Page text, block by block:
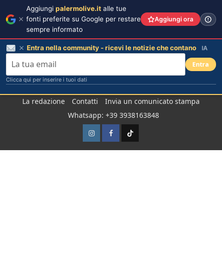
La redazione Contatti
Invia un comunicato stampa
Whatsapp: +39 3938163848
InstagramFacebook
TikTok
Aggiungi palermolive.it alle tue
fonti preferite su Google per restare
sempre informato
Aggiungi ora
Entra nella community - ricevi le notizie che contano IA
Entra
Clicca qui per inserire i tuoi dati